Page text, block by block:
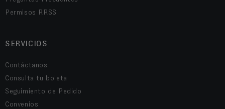
Permisos RRSS
SERVICIOS
Contáctanos
Consulta tu boleta
Seguimiento de Pedido
Convenios